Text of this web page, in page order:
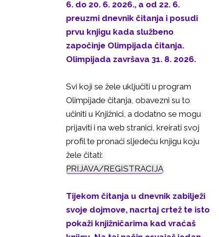
6. do 20. 6. 2026., a od 22. 6.
preuzmi dnevnik čitanja i posudi
prvu knjigu kada službeno
započinje Olimpijada čitanja.
Olimpijada završava 31. 8. 2026.
Svi koji se žele uključiti u program
Olimpijade čitanja, obavezni su to
učiniti u Knjižnici, a dodatno se mogu
prijaviti i na web stranici, kreirati svoj
profil te pronaći sljedeću knjigu koju
žele čitati:
PRIJAVA/REGISTRACIJA
Tijekom čitanja u dnevnik zabilježi
svoje dojmove, nacrtaj crtež te isto
pokaži knjižničarima kad vraćaš